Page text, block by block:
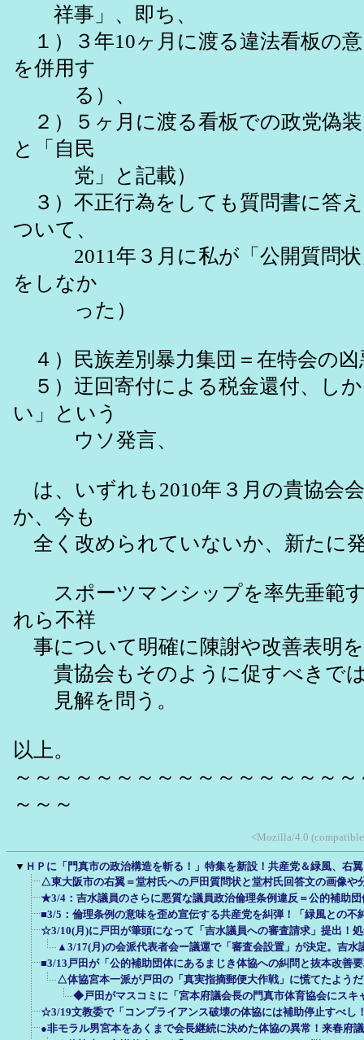
祥事」、即ち、
１）３年10ヶ月に渡る違法看板の
を併用す
る）、
２）５ヶ月に渡る看板での政党偽
と「自民
党」と記載）
３）不正行為をしても質問書に答
ついて、
2011年３月に私が「公開質問状
をしなか
った）
４）民族差別暴力集団＝在特会の
５）迂回寄付による税金還付、し
い」という
ウソ発言、
は、いずれも2010年３月の貴協会
か、今も
全く改められていないか、新たに
スポーツマンシップを率先垂範す
れら不祥
事について明確に陳謝や改善表明
貴協会もそのように促すべきで
見解を問う。
以上。
～～～～～～～～～～～～～～～～
～～～
<Mozilla/4.0
▼ ＨＰに「門真市の政治構造を斬る！」特集を新設！共産党＆緑風、右
△東大阪市の右翼＝堂村氏への戸田質問状と堂村氏回答文の画像や
★3/4：吉水議員のさらに悪質な議員政治倫理条例違反＝公的補助
■3/5：倫理条例の意味を歪め宣伝する共産党を糾弾！「緑風との不
☆3/10(月)に戸田が筆頭になって「吉水議員への審査請求」提出！
▲3/17(月)の会派代表者会ー議運で「審査会設置」が決定。吉水
■3/13戸田が「公的補助団体にあるまじき体協への糾問と抜本改善
△体協宮本一派が戸田の「真実指摘郵便大作戦」に慌てたよう
◆戸田がマスコミに「宮本府議会長の門真市体育協会にスキ
☆3/19文教委で「コンプライアンス破壊の体協には補助停止すべし
●非モラル男宮本をあくまで会長継続に決めた体協の異常！来春府